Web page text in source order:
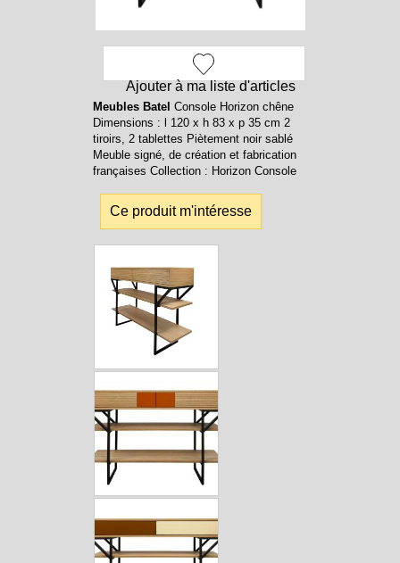
Ajouter à ma liste d'articles
Meubles Batel Console Horizon chêne
Dimensions : l 120 x h 83 x p 35 cm 2
tiroirs, 2 tablettes Piètement noir sablé
Meuble signé, de création et fabrication
françaises Collection : Horizon Console
Ce produit m'intéresse